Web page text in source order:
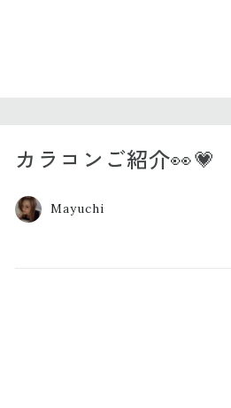
カラコンご紹介👀💗
Mayuchi